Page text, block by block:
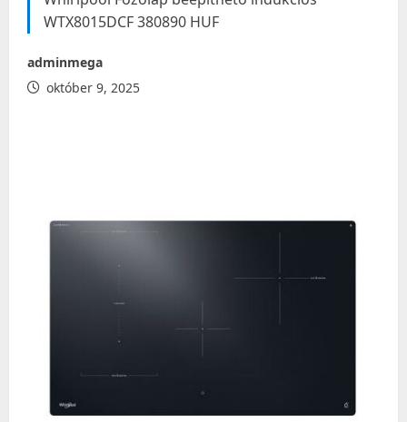
WTX8015DCF 380890 HUF
adminmega
október 9, 2025